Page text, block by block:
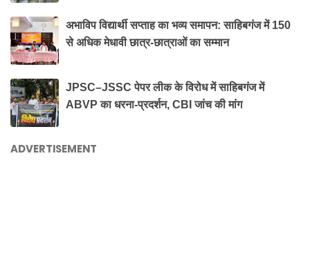
अभाविप विद्यार्थी सप्ताह का भव्य समापन: साहिबगंज में 150
से अधिक मेधावी छात्र-छात्राओं का सम्मान
JPSC–JSSC पेपर लीक के विरोध में साहिबगंज में
ABVP का धरना-प्रदर्शन, CBI जांच की मांग
ADVERTISEMENT